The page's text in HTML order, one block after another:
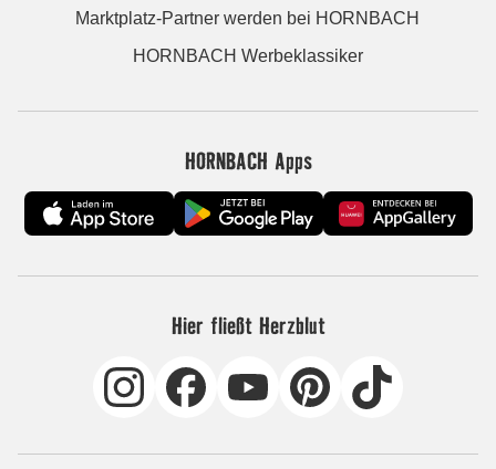
Marktplatz-Partner werden bei HORNBACH
HORNBACH Werbeklassiker
HORNBACH Apps
Hier fließt Herzblut